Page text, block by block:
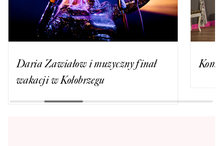
Daria Zawiałow i muzyczny finał
wakacji w Kołobrzegu